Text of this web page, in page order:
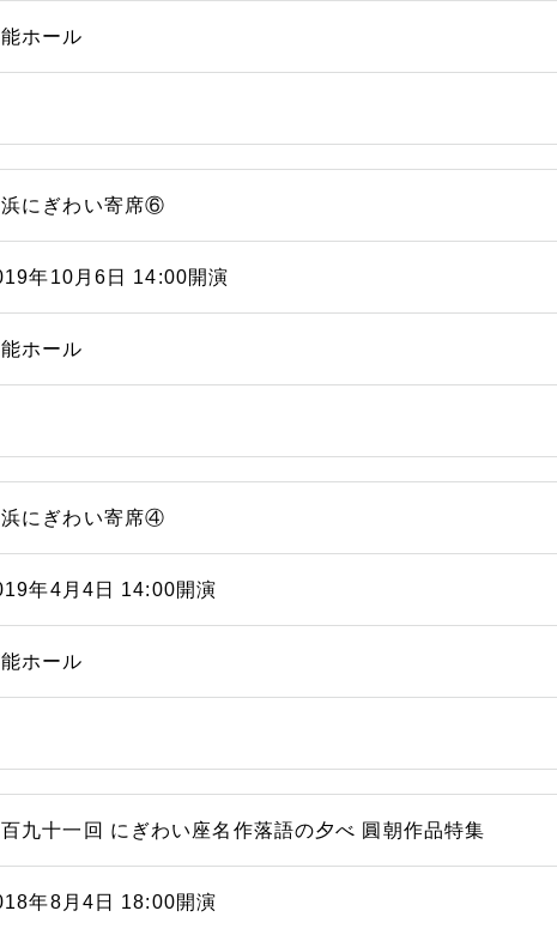
ホール
にぎわい寄席⑥
年10月6日 14:00開演
ホール
にぎわい寄席④
年4月4日 14:00開演
ホール
九十一回 にぎわい座名作落語の夕べ 圓朝作品特集
年8月4日 18:00開演